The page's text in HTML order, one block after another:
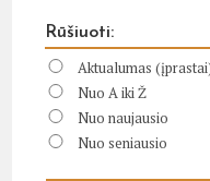
Rūšiuoti:
Aktualumas
Nuo A iki Ž
Nuo naujausio
Nuo seniausio